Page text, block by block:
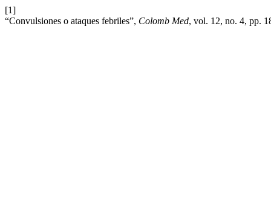
[1]
“Convulsiones o ataques febriles”, Colomb Med, vol. 12, no. 4, pp.